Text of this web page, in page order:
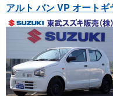
アルト バン VP オートギ